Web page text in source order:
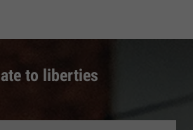
to liberties